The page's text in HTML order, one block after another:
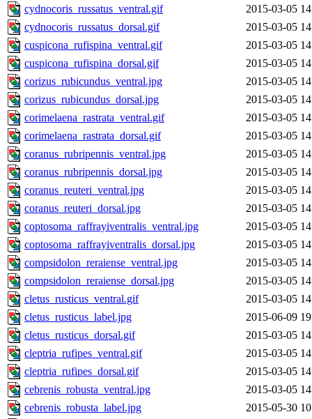
cydnocoris_russatus_ventral.gif
2015-03-05
cydnocoris_russatus_dorsal.gif
2015-03-05
cuspicona_rufispina_ventral.gif
2015-03-05
cuspicona_rufispina_dorsal.gif
2015-03-05
corizus_rubicundus_ventral.jpg
2015-03-05
corizus_rubicundus_dorsal.jpg
2015-03-05
corimelaena_rastrata_ventral.gif
2015-03-05
corimelaena_rastrata_dorsal.gif
2015-03-05
coranus_rubripennis_ventral.jpg
2015-03-05
coranus_rubripennis_dorsal.jpg
2015-03-05
coranus_reuteri_ventral.jpg
2015-03-05
coranus_reuteri_dorsal.jpg
2015-03-05
coptosoma_raffrayiventralis_ventral.jpg
2015-03-05
coptosoma_raffrayiventralis_dorsal.jpg
2015-03-05
compsidolon_reraiense_ventral.jpg
2015-03-05
compsidolon_reraiense_dorsal.jpg
2015-03-05
cletus_rusticus_ventral.gif
2015-03-05
cletus_rusticus_label.jpg
2015-06-09
cletus_rusticus_dorsal.gif
2015-03-05
cleptria_rufipes_ventral.gif
2015-03-05
cleptria_rufipes_dorsal.gif
2015-03-05
cebrenis_robusta_ventral.jpg
2015-03-05
cebrenis_robusta_label.jpg
2015-05-30